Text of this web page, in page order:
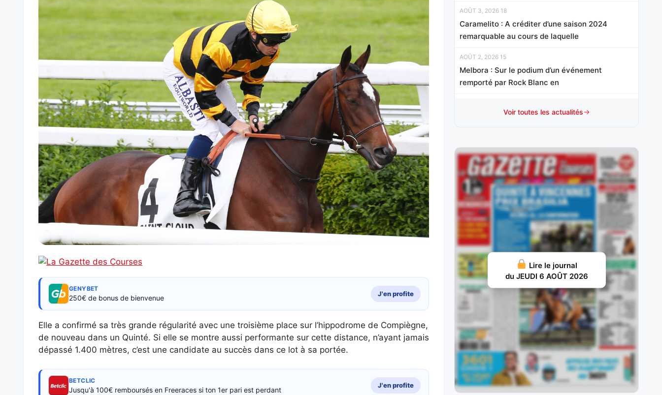
GENYBET
250€ de bonus de bienvenue
J'en profite
Elle a confirmé sa très grande régularité avec une troisième place sur l’hippodrome de Compiègne,
de nouveau dans un Quinté. Si elle se montre aussi performante sur cette distance, n’ayant jamais
dépassé 1.400 mètres, c’est une candidate au succès dans ce lot à sa portée.
BETCLIC
Jusqu'à 100€ remboursés en Freeraces si ton 1er pari est perdant
J'en profite
AOÛT 3, 2026 18
Caramelito : A créditer d’une saison 2024
remarquable au cours de laquelle
AOÛT 2, 2026 15
Melbora : Sur le podium d’un événement
remporté par Rock Blanc en
Baileys Bachelor : Après s’être imposé à trois
JUILLET 31, 2026 20
Hello Avenue : Elle a tenté sa chance sans
succès dans le Prix
JUILLET 30, 2026 20
Joker Géma : Adepte de ce parcours où il est
reçu 4 sur
JUILLET 29, 2026 19
Tamyz : Il a échoué aux portes des places lors
de son
JUILLET 28, 2026 18
Jizou d’Etang : Exclusivement droitier en début
de carrière, il avait aligné les
JUILLET 27, 2026 18
Harper : Il avait réalisé un deuxième semestre
2022 de toute beauté,
JUILLET 26, 2026 16
Voir toutes les actualités
Lire le journal
du JEUDI 6 AOÛT 2026